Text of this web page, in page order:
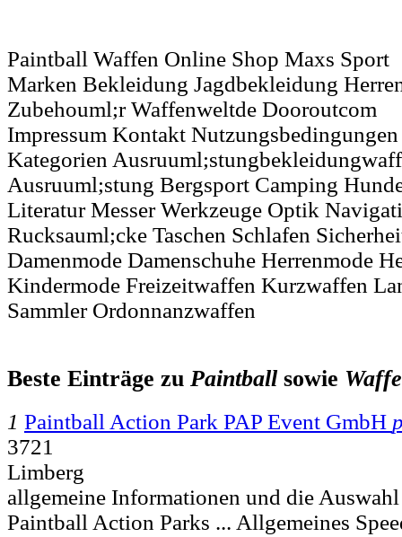
Paintball Waffen Online Shop Maxs Sport
Marken Bekleidung Jagdbekleidung
Zubehouml;r Waffenweltde Dooroutcom
Impressum Kontakt
Kategorien
Ausruuml;stung Bergsport Camping
Literatur Messer Werkzeuge Optik
Rucksauml;cke Taschen Schlafen
Damenmode Damenschuhe Herrenmode
Kindermode Freizeitwaffen Kurzwaffen
Sammler Ordonnanzwaffen
Beste Einträge zu Paintballsowie
1 Paintball Action Park PAP Event GmbH
3721
Limberg
allgemeine Informationen und die
Paintball Action Parks ... Allgemeines